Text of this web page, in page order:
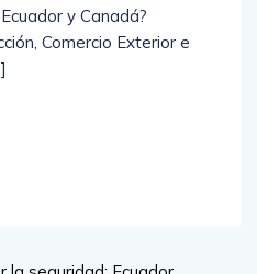
y Canadá?
Comercio Exterior e